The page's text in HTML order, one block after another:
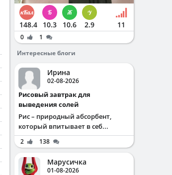
148.4 10.3 10.6 2.9 11
0
1
Интересные блоги
Ирина
02-08-2026
Рисовый завтрак для
выведения солей
Рис – природный абсорбент,
который впитывает в себ...
2 138
Марусичка
01-08-2026